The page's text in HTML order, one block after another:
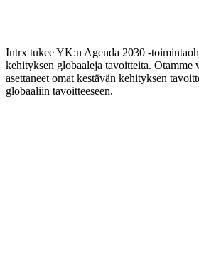
Intrx tukee YK:n Agenda 2030 -
kehityksen globaaleja tavoitteita. Otamme
asettaneet omat kestävän kehityksen
globaaliin tavoitteeseen.